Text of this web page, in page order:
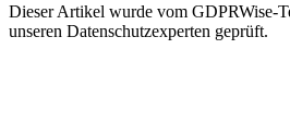
Dieser Artikel wurde vom GDPRWise-
unseren Datenschutzexperten geprüft.